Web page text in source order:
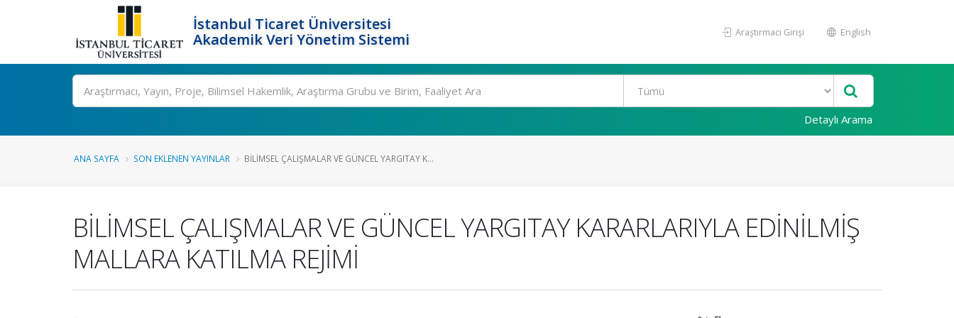
İstanbul Ticaret Üniversitesi
Akademik Veri Yönetim Sistemi
Araştırmacı Girişi English
Ara
Detaylı Arama
ANA SAYFA SON EKLENEN YAYINLAR BİLİMSEL ÇALIŞMALAR VE GÜNCEL YARGITAY K...
BİLİMSEL ÇALIŞMALAR VE GÜNCEL YARGITAY KARARLARIYLA EDİNİLMİŞ
MALLARA KATILMA REJİMİ